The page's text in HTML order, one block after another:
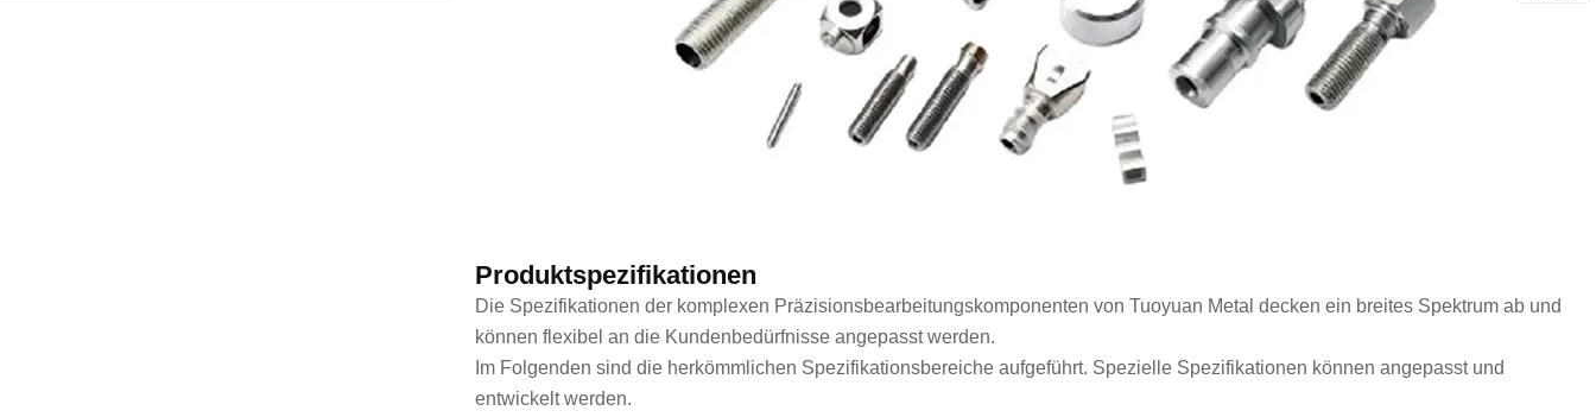
Produktspezifikationen
Die Spezifikationen der komplexen Präzisionsbearbeitungskomponenten von Tuoyuan Metal decken ein breites Spektrum ab und
können flexibel an die Kundenbedürfnisse angepasst werden.
Im Folgenden sind die herkömmlichen Spezifikationsbereiche aufgeführt. Spezielle Spezifikationen können angepasst und
entwickelt werden.